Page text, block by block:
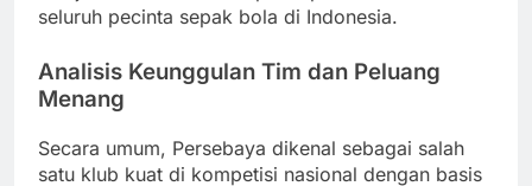
seluruh pecinta sepak bola di Indonesia.
Analisis Keunggulan Tim dan Peluang
Menang
Secara umum, Persebaya dikenal sebagai salah
satu klub kuat di kompetisi nasional dengan basis